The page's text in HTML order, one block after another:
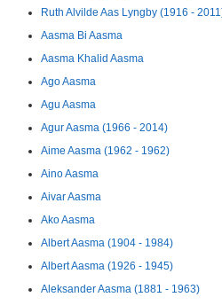
Ruth Alvilde Aas Lyngby (1916 -
Aasma Bi Aasma
Aasma Khalid Aasma
Ago Aasma
Agu Aasma
Agur Aasma (1966 - 2014)
Aime Aasma (1962 - 1962)
Aino Aasma
Aivar Aasma
Ako Aasma
Albert Aasma (1904 - 1984)
Albert Aasma (1926 - 1945)
Aleksander Aasma (1881 - 1963)